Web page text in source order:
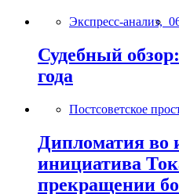
Экспресс-анализ,
Судебный
года
Постсоветское
Дипломатия во
инициатива
прекращении